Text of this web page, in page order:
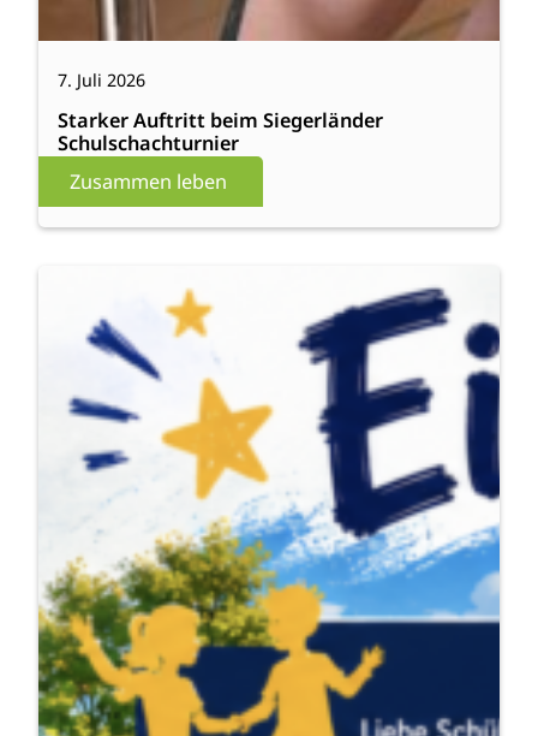
Zusammen leben
7. Juli 2026
Starker Auftritt beim Siegerländer
Schulschachturnier
evau
united